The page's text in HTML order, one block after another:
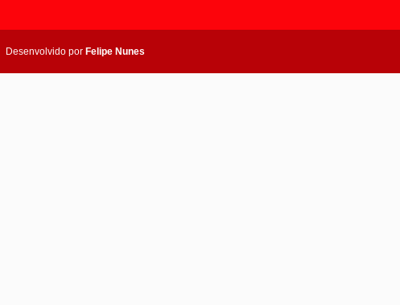
Desenvolvido por Felipe Nunes